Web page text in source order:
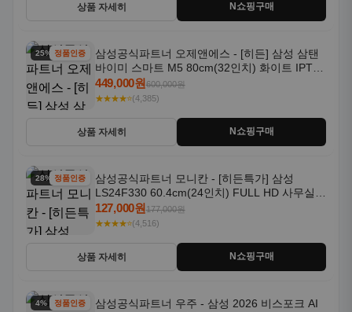
상품 자세히 N쇼핑구매
25% 할인정품인증
삼성공식파트너 오제앤에스 - [히든] 삼성 삼탠
바이미 스마트 M5 80cm(32인치) 화이트 IPTV
OTT 패키지
449,000원600,000원
★★★★⭐(4,385)
상품 자세히 N쇼핑구매
28% 할인정품인증
삼성공식파트너 모니칸 - [히든특가] 삼성
LS24F330 60.4cm(24인치) FULL HD 사무실/
컴퓨터 모니터
127,000원177,000원
★★★★⭐(4,516)
상품 자세히 N쇼핑구매
4% 할인정품인증
삼성공식파트너 우주 - 삼성 2026 비스포크 AI